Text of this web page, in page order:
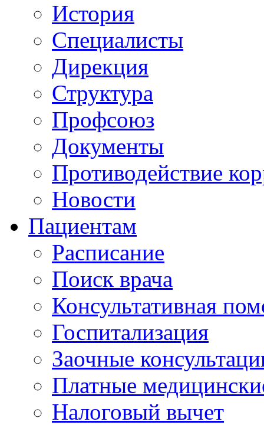
История
Специалисты
Дирекция
Структура
Профсоюз
Документы
Противодействие
Новости
Пациентам
Расписание
Поиск врача
Консультативная
Госпитализация
Заочные
Платные
Налоговый вычет